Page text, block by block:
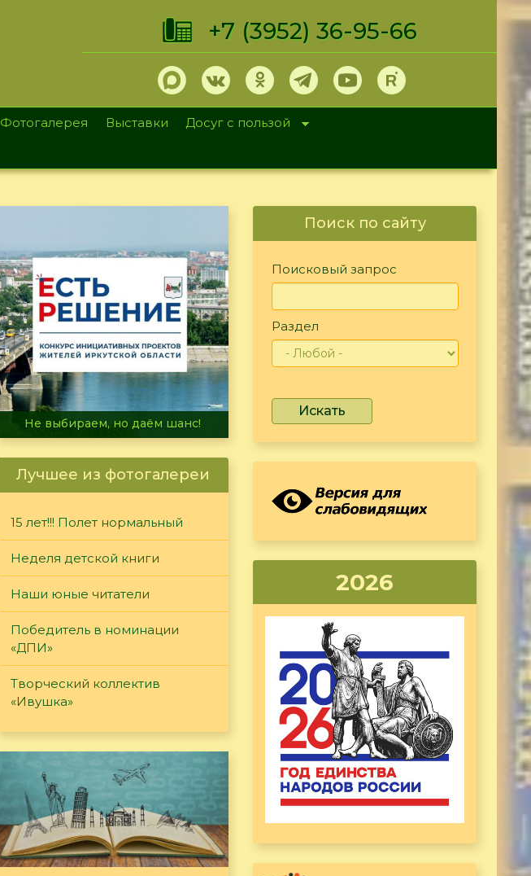
+7 (3952) 36-95-66
Фотогалерея Выставки
Досуг с пользой
В огне не горит, в воде не тонет
Лучшее из фотогалереи
15 лет!!! Полет нормальный
Неделя детской книги
Наши юные читатели
Победитель в номинации
«ДПИ»
Творческий коллектив
«Ивушка»
Поиск по сайту
Поисковый запрос
Раздел
Искать
2026